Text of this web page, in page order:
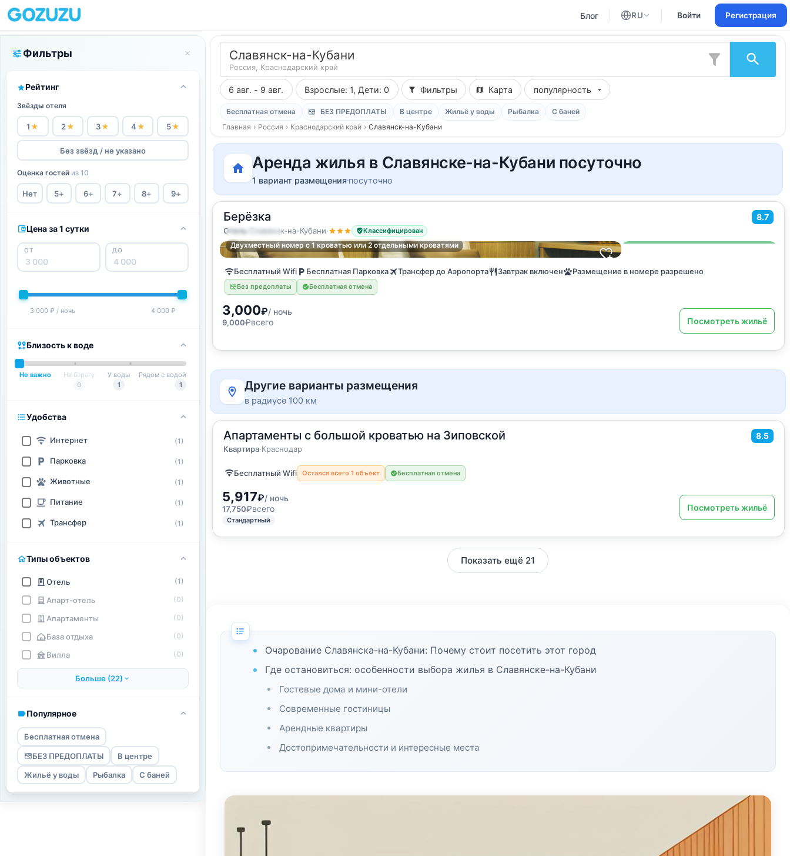
Блог RU
Английский
Войти Регистрация
Фильтры
Рейтинг
Звёзды отеля
1★ 2★ 3★ 4★ 5★
Без звёзд / не указано
Оценка гостей из 10
Нет 5+ 6+ 7+ 8+ 9+
Цена за 1 сутки
ОТ ДО
3 000 ₽ / ночь 4 000 ₽
Близость к воде
Не важно
На берегу
0
У воды
1
Рядом с водой
1
Удобства
Интернет (1)
Парковка (1)
Животные (1)
Питание (1)
Трансфер (1)
Типы объектов
Отель (1)
Апарт-отель (0)
Апартаменты (0)
База отдыха (0)
Вилла (0)
Больше (22)
Популярное
Бесплатная отмена
БЕЗ ПРЕДОПЛАТЫ В центре
Жильё у воды Рыбалка С баней
Славянск-на-Кубани
Россия, Краснодарский край
6 авг. - 9 авг. Взрослые: 1, Дети: 0 Фильтры Карта популярность
Бесплатная отмена БЕЗ ПРЕДОПЛАТЫ В центре Жильё у воды Рыбалка
С баней
Главная › Россия › Краснодарский край › Славянск-на-Кубани
Аренда жилья в Славянске-на-Кубани посуточно
1 вариант размещения посуточно
Берёзка 8.7
Отель· Славянск-на-Кубани· Классифицирован
20 м2
3 гостя
Двухместный номер с 1 кроватью или 2 отдельными кроватями
Бесплатный Wifi Бесплатная Парковка Трансфер до Аэропорта Завтрак включен Размещение в номере разрешено
Без предоплаты Бесплатная отмена
3,000₽/ ночь
9,000₽всего Посмотреть жильё
Другие варианты размещения
в радиусе 100 км
Апартаменты с большой кроватью на Зиповской 8.5
Квартира·Краснодар
38м ·2 гостя
Квартира
Бесплатный Wifi Остался всего 1 объект Бесплатная отмена
5,917₽/ ночь
17,750₽всего
Стандартный
Посмотреть жильё
Показать ещё 21
Очарование Славянска-на-Кубани: Почему стоит посетить этот город
Где остановиться: особенности выбора жилья в Славянске-на-Кубани
Гостевые дома и мини-отели
Современные гостиницы
Арендные квартиры
Достопримечательности и интересные места